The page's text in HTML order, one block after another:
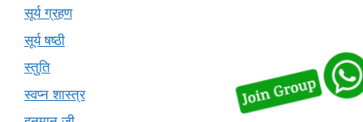
सूर्य ग्रहण
सूर्य षष्ठी
स्तुति
स्वप्न शास्त्र